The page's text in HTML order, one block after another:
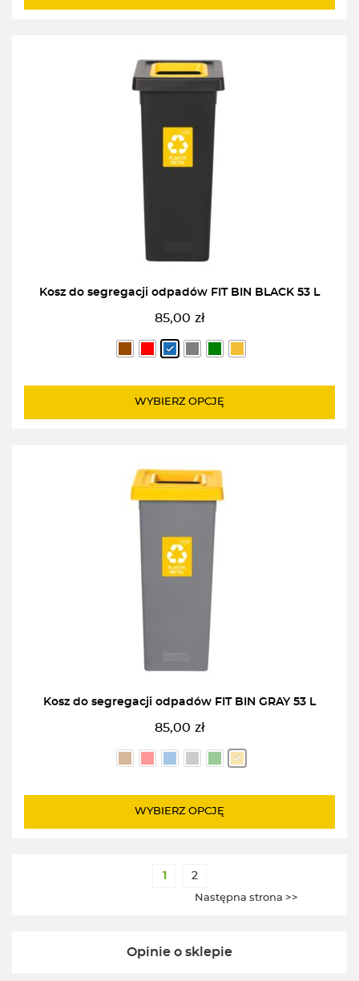
Kosz do segregacji odpadów FIT BIN BLACK 53 L
85,00 zł
WYBIERZ OPCJĘ
Kosz do segregacji odpadów FIT BIN GRAY 53 L
85,00 zł
WYBIERZ OPCJĘ
1 2
Następna strona >>
Opinie o sklepie